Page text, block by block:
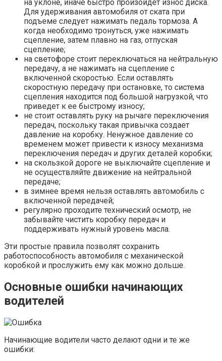
на уклоне, иначе быстро произойдет износ диска.
Для удерживания автомобиля от ската при
подъеме следует нажимать педаль тормоза. А
когда необходимо тронуться, уже нажимать
сцепление, затем плавно на газ, отпуская
сцепление;
на светофоре стоит переключаться на нейтральную
передачу, а не нажимать на сцепление с
включенной скоростью. Если оставлять
скоростную передачу при остановке, то система
сцепления находится под большой нагрузкой, что
приведет к ее быстрому износу;
не стоит оставлять руку на рычаге переключения
передач, поскольку такая привычка создает
давление на коробку. Ненужное давление со
временем может привести к износу механизма
переключения передач и других деталей коробки;
на скользкой дороге не выключайте сцепление и
не осуществляйте движение на нейтральной
передаче;
в зимнее время нельзя оставлять автомобиль с
включенной передачей;
регулярно проходите технический осмотр, не
забывайте чистить коробку передач и
поддерживать нужный уровень масла.
Эти простые правила позволят сохранить
работоспособность автомобиля с механической
коробкой и прослужить ему как можно дольше.
Основные ошибки начинающих
водителей
Начинающие водители часто делают одни и те же
ошибки: